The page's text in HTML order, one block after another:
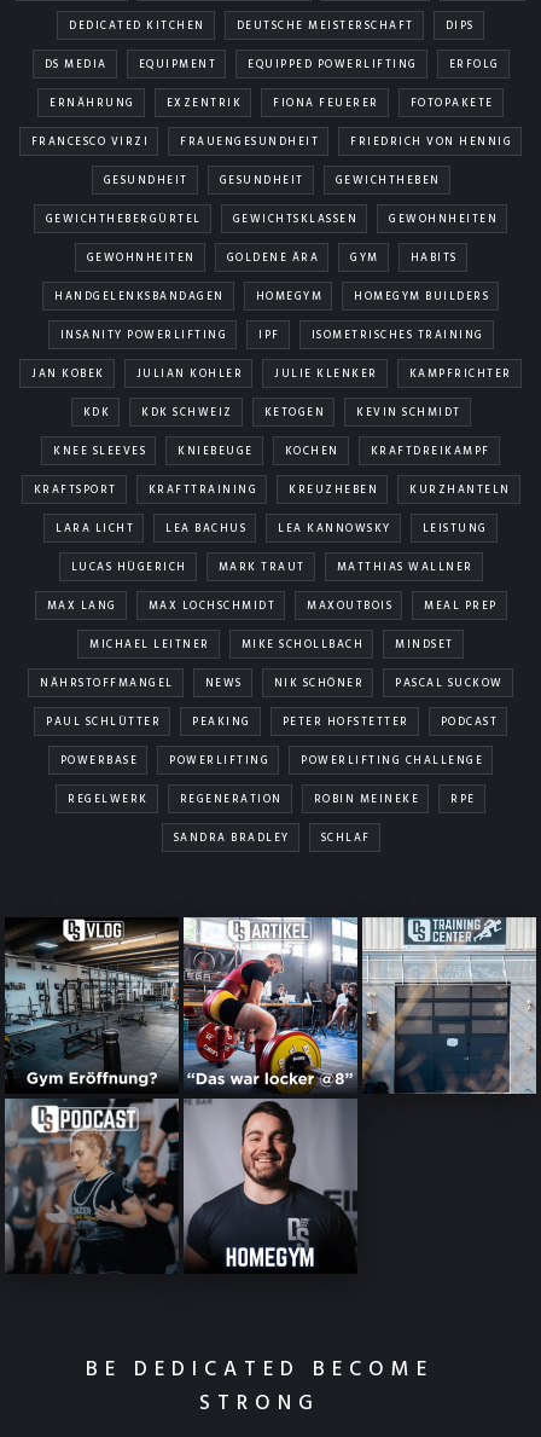
DEDICATED KITCHEN DEUTSCHE MEISTERSCHAFT DIPS
DS MEDIA EQUIPMENT EQUIPPED POWERLIFTING ERFOLG
ERNÄHRUNG EXZENTRIK FIONA FEUERER FOTOPAKETE
FRANCESCO VIRZI FRAUENGESUNDHEIT FRIEDRICH VON HENNIG
GESUNDHEIT GESUNDHEIT GEWICHTHEBEN
GEWICHTHEBERGÜRTEL GEWICHTSKLASSEN GEWOHNHEITEN
GEWOHNHEITEN GOLDENE ÄRA GYM HABITS
HANDGELENKSBANDAGEN HOMEGYM HOMEGYM BUILDERS
INSANITY POWERLIFTING IPF ISOMETRISCHES TRAINING
JAN KOBEK JULIAN KOHLER JULIE KLENKER KAMPFRICHTER
KDK KDK SCHWEIZ KETOGEN KEVIN SCHMIDT
KNEE SLEEVES KNIEBEUGE KOCHEN KRAFTDREIKAMPF
KRAFTSPORT KRAFTTRAINING KREUZHEBEN KURZHANTELN
LARA LICHT LEA BACHUS LEA KANNOWSKY LEISTUNG
LUCAS HÜGERICH MARK TRAUT MATTHIAS WALLNER
MAX LANG MAX LOCHSCHMIDT MAXOUTBOIS MEAL PREP
MICHAEL LEITNER MIKE SCHOLLBACH MINDSET
NÄHRSTOFFMANGEL NEWS NIK SCHÖNER PASCAL SUCKOW
PAUL SCHLÜTTER PEAKING PETER HOFSTETTER PODCAST
POWERBASE POWERLIFTING POWERLIFTING CHALLENGE
REGELWERK REGENERATION ROBIN MEINEKE RPE
SANDRA BRADLEY SCHLAF
BE DEDICATED BECOME
STRONG